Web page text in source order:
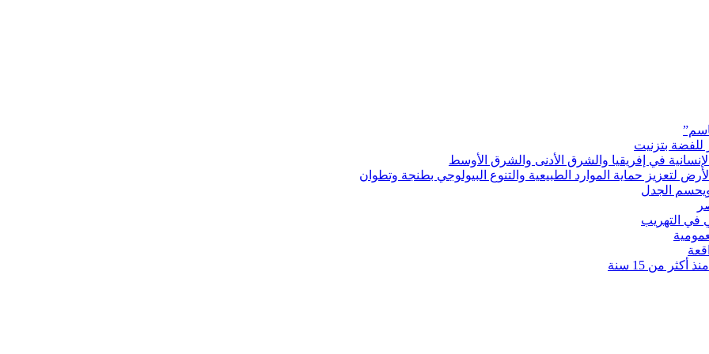
للفضة بتزنيت
لتعزيز حماية الموارد الطبيعية والتنوع البيولوجي بطنجة وتطوان
الجدل
في التهريب
من 15 سنة